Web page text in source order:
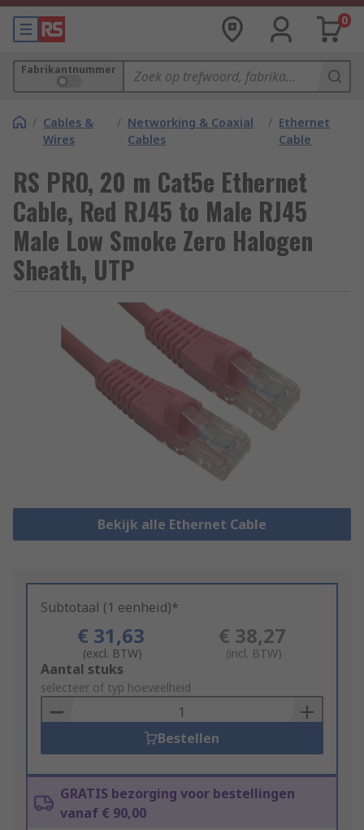
0
Fabrikantnummer
/ Cables &
Wires
/ Networking & Coaxial
Cables
/ Ethernet
Cable
RS PRO, 20 m Cat5e Ethernet
Cable, Red RJ45 to Male RJ45
Male Low Smoke Zero Halogen
Sheath, UTP
Bekijk alle Ethernet Cable
Subtotaal (1 eenheid)*
€ 31,63
(excl. BTW)
€ 38,27
(incl. BTW)
Add
to
Basket
Aantal stuks
selecteer of typ hoeveelheid
Bestellen
GRATIS bezorging voor bestellingen
vanaf € 90,00